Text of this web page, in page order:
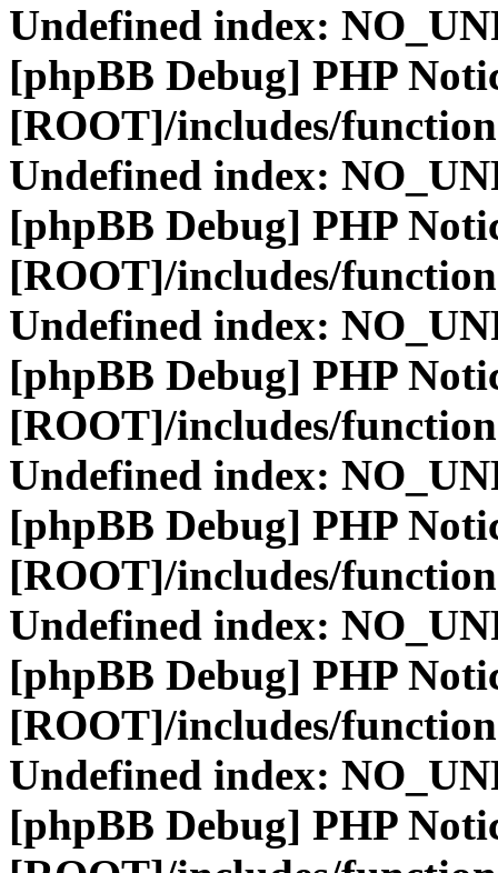
Undefined index:
[phpBB Debug] PHP
[ROOT]/includes/
Undefined index:
[phpBB Debug] PHP
[ROOT]/includes/
Undefined index:
[phpBB Debug] PHP
[ROOT]/includes/
Undefined index:
[phpBB Debug] PHP
[ROOT]/includes/
Undefined index:
[phpBB Debug] PHP
[ROOT]/includes/
Undefined index:
[phpBB Debug] PHP